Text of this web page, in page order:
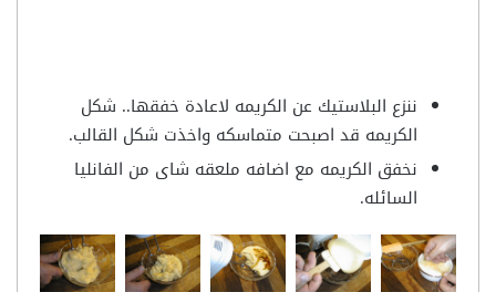
ننزع البلاستيك عن الكريمه لاعادة خفقها.. شكل
الكريمه قد اصبحت متماسكه واخذت شكل القالب.
نخفق الكريمه مع اضافه ملعقه شاى من الفانليا
السائله.